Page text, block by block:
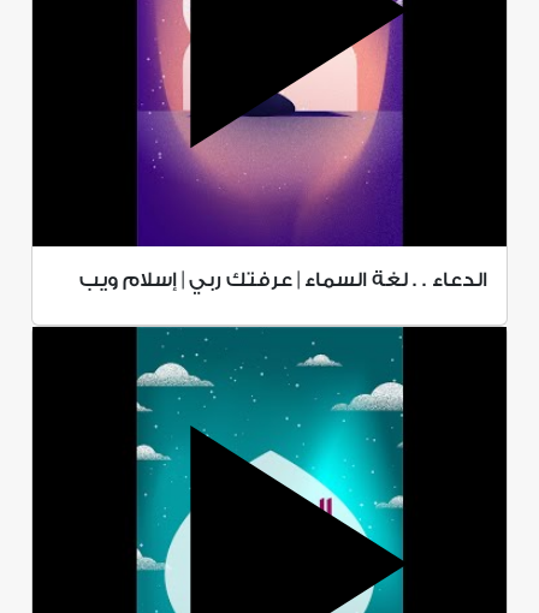
الدعاء . . لغة السماء | عرفتك ربي | إسلام ويب